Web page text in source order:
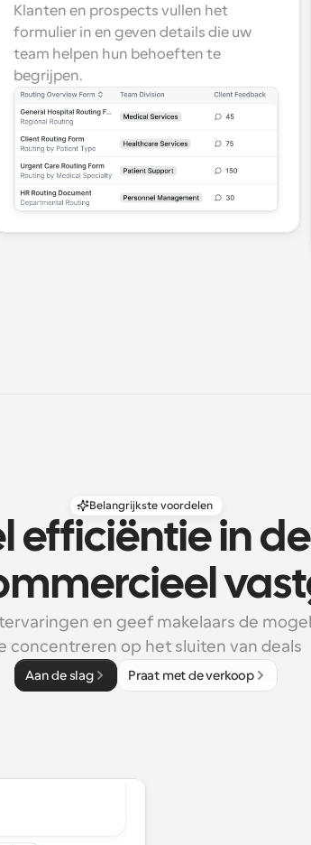
Klanten en prospects vullen het
formulier in en geven details die uw
team helpen hun behoeften te
begrijpen.
Belangrijkste voordelen
efficiëntie in
en geef makelaars de
concentreren op het sluiten van deals
Aan de slag Praat met de verkoop